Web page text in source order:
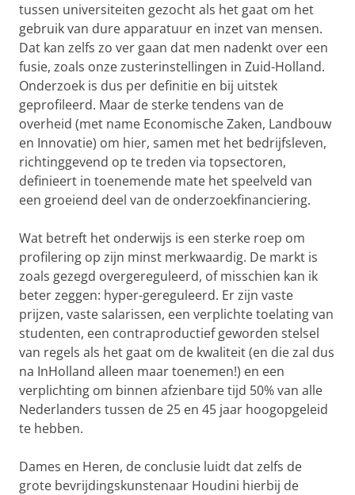
tussen universiteiten gezocht als het gaat om het
gebruik van dure apparatuur en inzet van mensen.
Dat kan zelfs zo ver gaan dat men nadenkt over een
fusie, zoals onze zusterinstellingen in Zuid-Holland.
Onderzoek is dus per definitie en bij uitstek
geprofileerd. Maar de sterke tendens van de
overheid (met name Economische Zaken, Landbouw
en Innovatie) om hier, samen met het bedrijfsleven,
richtinggevend op te treden via topsectoren,
definieert in toenemende mate het speelveld van
een groeiend deel van de onderzoekfinanciering.
Wat betreft het onderwijs is een sterke roep om
profilering op zijn minst merkwaardig. De markt is
zoals gezegd overgereguleerd, of misschien kan ik
beter zeggen: hyper-gereguleerd. Er zijn vaste
prijzen, vaste salarissen, een verplichte toelating van
studenten, een contraproductief geworden stelsel
van regels als het gaat om de kwaliteit (en die zal dus
na InHolland alleen maar toenemen!) en een
verplichting om binnen afzienbare tijd 50% van alle
Nederlanders tussen de 25 en 45 jaar hoogopgeleid
te hebben.
Dames en Heren, de conclusie luidt dat zelfs de
grote bevrijdingskunstenaar Houdini hierbij de